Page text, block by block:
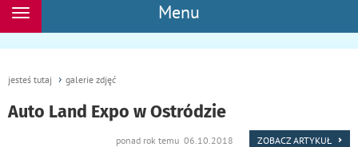
Menu
Rozwiń
jesteś tutaj galerie zdjęć
Auto Land Expo w Ostródzie
ponad rok temu 06.10.2018 ZOBACZ ARTYKUŁ